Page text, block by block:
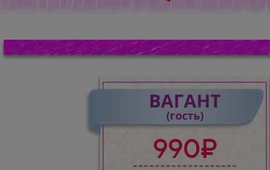
ВАГАНТ
(гость)
990₽